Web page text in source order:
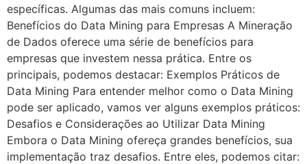
específicas. Algumas das mais comuns incluem:
Benefícios do Data Mining para Empresas A Mineração
de Dados oferece uma série de benefícios para
empresas que investem nessa prática. Entre os
principais, podemos destacar: Exemplos Práticos de
Data Mining Para entender melhor como o Data Mining
pode ser aplicado, vamos ver alguns exemplos práticos:
Desafios e Considerações ao Utilizar Data Mining
Embora o Data Mining ofereça grandes benefícios, sua
implementação traz desafios. Entre eles, podemos citar: